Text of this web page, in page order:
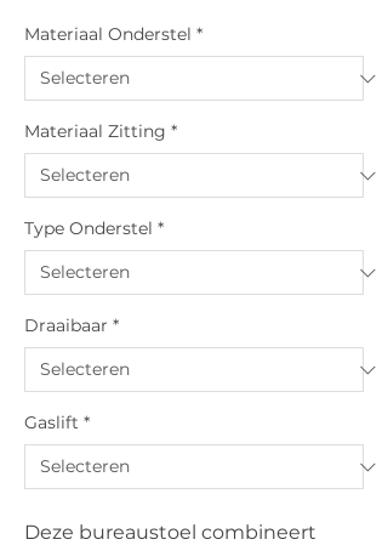
Materiaal Onderstel *
Materiaal Zitting *
Type Onderstel *
Draaibaar *
Gaslift *
Deze bureaustoel combineert